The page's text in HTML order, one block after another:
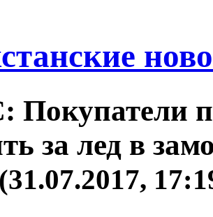
за лед в
(31.07.2017,